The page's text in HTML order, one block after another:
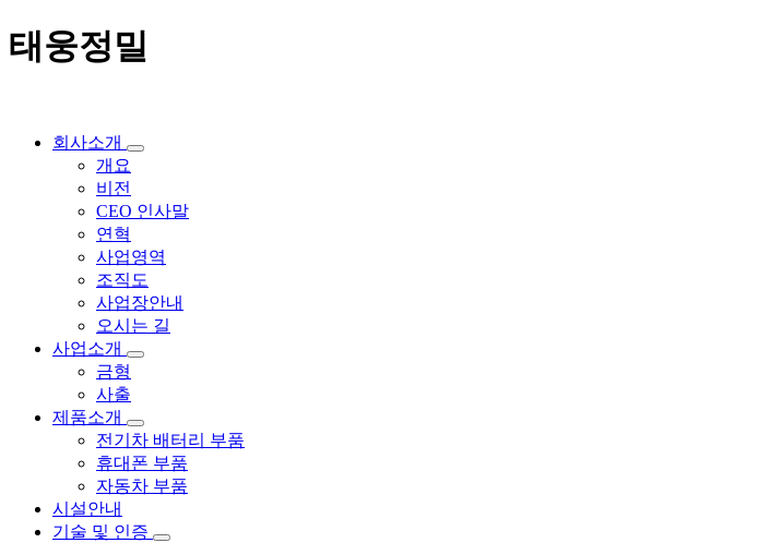
태웅정밀
회사소개
개요
비전
CEO 인사말
연혁
사업영역
조직도
사업장안내
오시는 길
사업소개
금형
사출
제품소개
전기차 배터리 부품
휴대폰 부품
자동차 부품
시설안내
기술 및 인증